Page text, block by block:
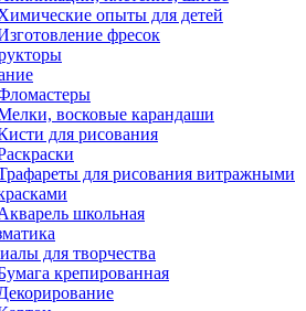
опыты для детей
фресок
восковые карандаши
для рисования
для рисования витражными
школьная
для творчества
крепированная